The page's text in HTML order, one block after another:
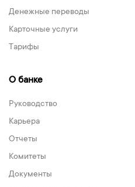
Денежные переводы
Карточные услуги
Тарифы
О банке
Руководство
Карьера
Отчеты
Комитеты
Документы